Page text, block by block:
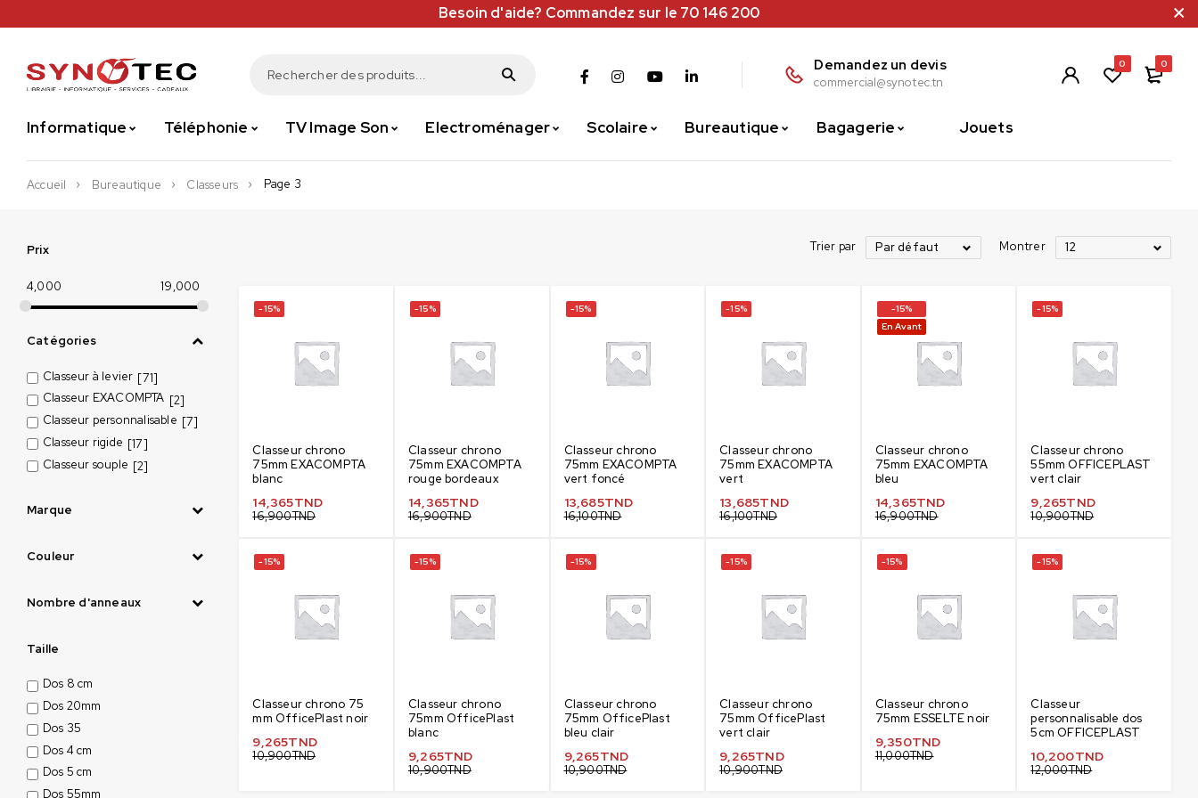
Besoin d'aide? Commandez sur le 70 146 200
Demandez un devis
commercial@synotec.tn
0 0
Informatique Téléphonie TV Image Son Electroménager Scolaire Bureautique Bagagerie Jouets
Accueil Bureautique Classeurs Page 3
Prix
4,000 19,000
Catégories
Classeur à levier [71]
Classeur EXACOMPTA [2]
Classeur personnalisable [7]
Classeur rigide [17]
Classeur souple [2]
Marque
Couleur
Nombre d'anneaux
Taille
Dos 8 cm
Dos 20mm
Dos 35
Dos 4 cm
Dos 5 cm
Dos 55mm
Trier par Par défaut Montrer 12
-15%
Classeur chrono
75mm EXACOMPTA
blanc
16,900TND
14,365TND
-15%
Classeur chrono
75mm EXACOMPTA
rouge bordeaux
16,900TND
14,365TND
-15%
Classeur chrono
75mm EXACOMPTA
vert foncé
16,100TND
13,685TND
-15%
Classeur chrono
75mm EXACOMPTA
vert
16,100TND
13,685TND
-15%
En Avant
Classeur chrono
75mm EXACOMPTA
bleu
16,900TND
14,365TND
-15%
Classeur chrono
55mm OFFICEPLAST
vert clair
10,900TND
9,265TND
-15%
Classeur chrono 75
mm OfficePlast noir
10,900TND
9,265TND
-15%
Classeur chrono
75mm OfficePlast
blanc
10,900TND
9,265TND
-15%
Classeur chrono
75mm OfficePlast
bleu clair
10,900TND
9,265TND
-15%
Classeur chrono
75mm OfficePlast
vert clair
10,900TND
9,265TND
-15%
Classeur chrono
75mm ESSELTE noir
11,000TND
9,350TND
-15%
Classeur
personnalisable dos
5cm OFFICEPLAST
12,000TND
10,200TND